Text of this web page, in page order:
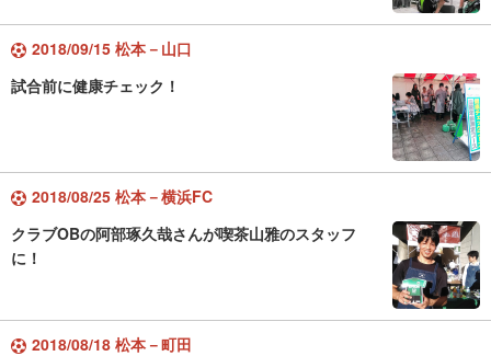
2018/09/15 松本－山口
試合前に健康チェック！
2018/08/25 松本－横浜FC
クラブOBの阿部琢久哉さんが喫茶山雅のスタッフ
に！
2018/08/18 松本－町田